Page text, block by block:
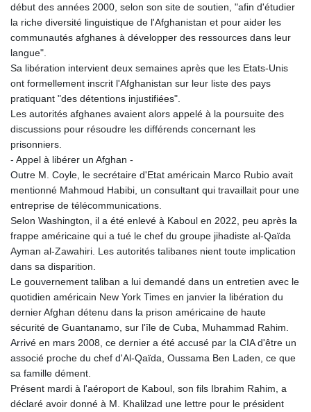
début des années 2000, selon son site de soutien, "afin d'étudier
la riche diversité linguistique de l'Afghanistan et pour aider les
communautés afghanes à développer des ressources dans leur
langue".
Sa libération intervient deux semaines après que les Etats-Unis
ont formellement inscrit l'Afghanistan sur leur liste des pays
pratiquant "des détentions injustifiées".
Les autorités afghanes avaient alors appelé à la poursuite des
discussions pour résoudre les différends concernant les
prisonniers.
- Appel à libérer un Afghan -
Outre M. Coyle, le secrétaire d'Etat américain Marco Rubio avait
mentionné Mahmoud Habibi, un consultant qui travaillait pour une
entreprise de télécommunications.
Selon Washington, il a été enlevé à Kaboul en 2022, peu après la
frappe américaine qui a tué le chef du groupe jihadiste al-Qaïda
Ayman al-Zawahiri. Les autorités talibanes nient toute implication
dans sa disparition.
Le gouvernement taliban a lui demandé dans un entretien avec le
quotidien américain New York Times en janvier la libération du
dernier Afghan détenu dans la prison américaine de haute
sécurité de Guantanamo, sur l'île de Cuba, Muhammad Rahim.
Arrivé en mars 2008, ce dernier a été accusé par la CIA d'être un
associé proche du chef d'Al-Qaïda, Oussama Ben Laden, ce que
sa famille dément.
Présent mardi à l'aéroport de Kaboul, son fils Ibrahim Rahim, a
déclaré avoir donné à M. Khalilzad une lettre pour le président